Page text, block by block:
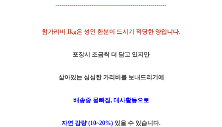
--------------------------------------------------------
참가리비 1kg은 성인 한분이 드시기 적당한 양입니다.
포장시 조금씩 더 담고 있지만
살아있는 싱싱한 가리비를 보내드리기에
배송중 물빠짐, 대사활동으로
자연 감량 (10~20%) 있을 수 있습니다.